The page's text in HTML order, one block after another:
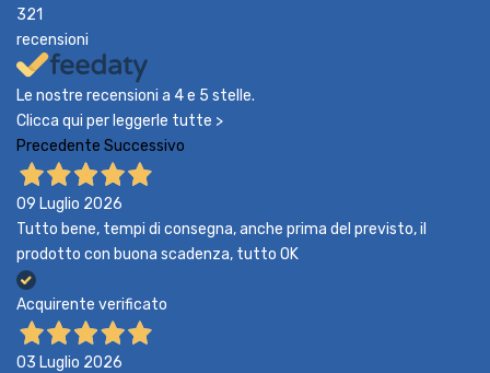
321
recensioni
Le nostre recensioni a 4 e 5 stelle.
Clicca qui per leggerle tutte >
Precedente Successivo
09 Luglio 2026
Tutto bene, tempi di consegna, anche prima del previsto, il
prodotto con buona scadenza, tutto OK
Acquirente verificato
03 Luglio 2026